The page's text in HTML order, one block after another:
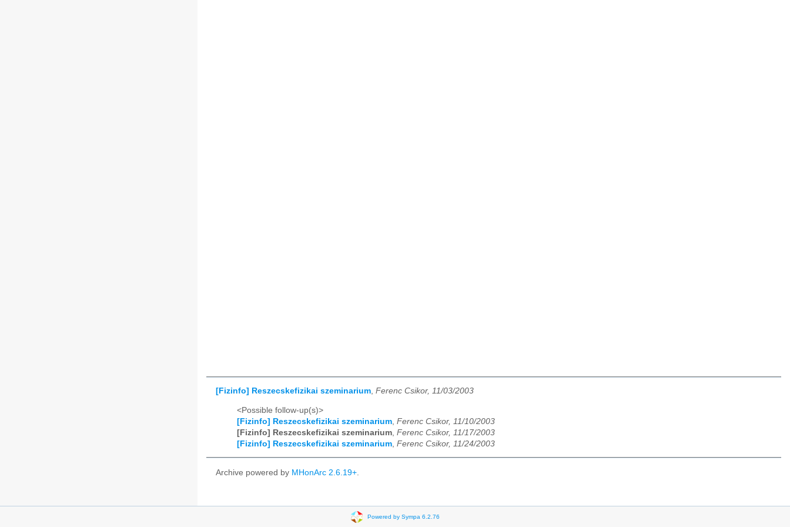
[Fizinfo] Reszecskefizikai szeminarium, Ferenc Csikor, 11/03/2003
<Possible follow-up(s)>
[Fizinfo] Reszecskefizikai szeminarium Ferenc Csikor, 11/10/2003
[Fizinfo] Reszecskefizikai szeminarium Ferenc Csikor, 11/17/2003
[Fizinfo] Reszecskefizikai szeminarium Ferenc Csikor, 11/24/2003
Archive powered by MHonArc 2.6.19+.
Powered by Sympa 6.2.76